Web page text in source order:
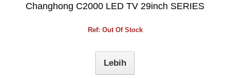
Changhong C2000 LED TV 29inch SERIES
Ref: Out Of Stock
Lebih